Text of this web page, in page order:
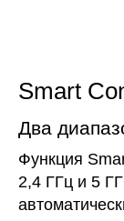
Smart
Два
Функция
2,4 ГГц и 5